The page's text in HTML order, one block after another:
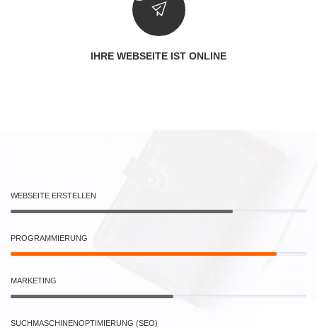
IHRE WEBSEITE IST ONLINE
WEBSEITE ERSTELLEN
PROGRAMMIERUNG
MARKETING
SUCHMASCHINENOPTIMIERUNG (SEO)